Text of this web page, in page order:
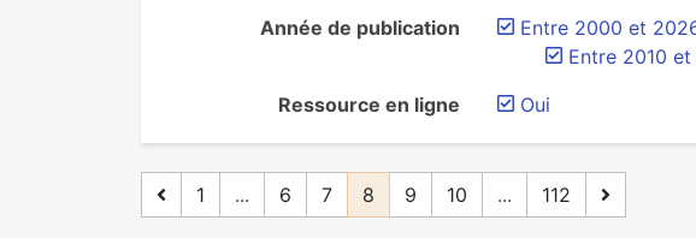
Année de publication
Entre 2000 et
Entre 2010 et
Ressource en ligne
Oui
1 ... 6 7 8 9 10 ... 112